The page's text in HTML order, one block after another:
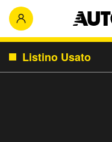
Listino Usato